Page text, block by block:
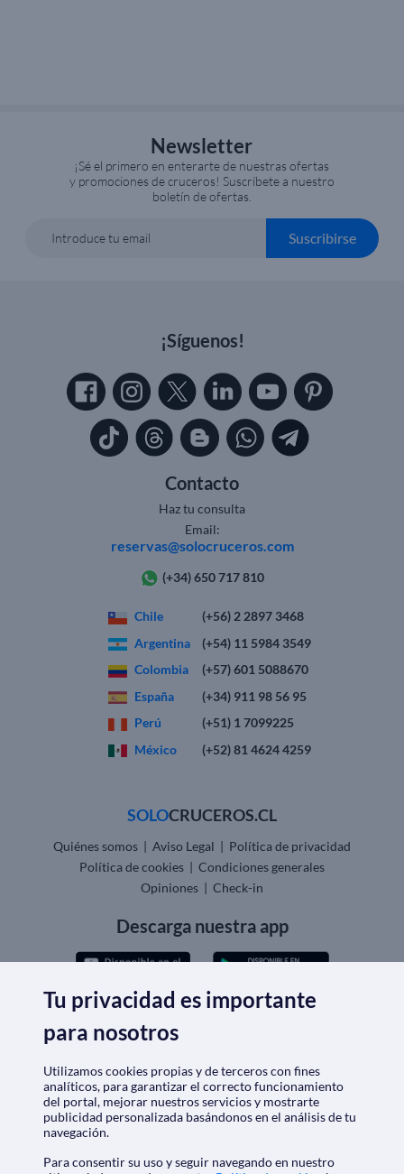
Newsletter
¡Sé el primero en enterarte de nuestras ofertas
y promociones de cruceros! Suscríbete a nuestro
boletín de ofertas.
Introduce tu email Suscribirse
¡Síguenos!
Contacto
Haz tu consulta
Email:
reservas@solocruceros.com
(+34) 650 717 810
Chile
(+56) 2 2897 3468
Argentina
(+54) 11 5984 3549
Colombia
(+57) 601 5088670
España
(+34) 911 98 56 95
Perú
(+51) 1 7099225
México
(+52) 81 4624 4259
SOLOCRUCEROS.CL
Quiénes somos | Aviso Legal | Política de privacidad
Política de cookies | Condiciones generales
Opiniones | Check-in
Descarga nuestra app
Nos acreditan
Tu privacidad es importante
para nosotros
Utilizamos cookies propias y de terceros con fines
analíticos, para garantizar el correcto funcionamiento
del portal, mejorar nuestros servicios y mostrarte
publicidad personalizada basándonos en el análisis de tu
navegación.
Para consentir su uso y seguir navegando en nuestro